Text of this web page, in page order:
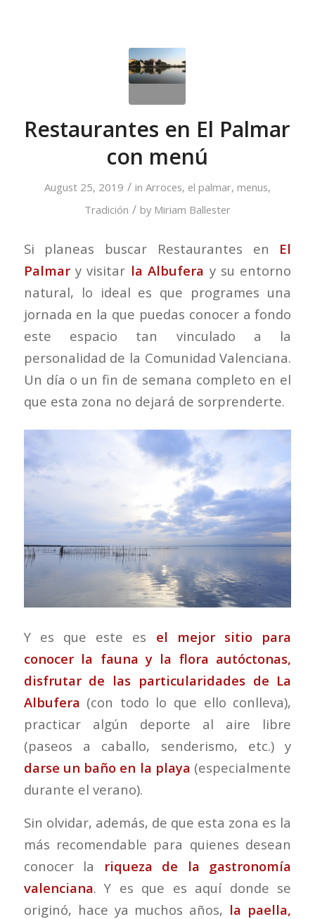
Restaurantes en El Palmar
con menú
August 25, 2019 / in Arroces, el palmar, menus,
Tradición / by Miriam Ballester
Si planeas buscar Restaurantes en El
Palmary visitar la Albufera y su entorno
natural, lo ideal es que programes una
jornada en la que puedas conocer a fondo
este espacio tan vinculado a la
personalidad de la Comunidad Valenciana.
Un día o un fin de semana completo en el
que esta zona no dejará de sorprenderte.
Y es que este es el mejor sitio para
conocer la fauna y la flora autóctonas,
disfrutar de las particularidades de La
Albufera (con todo lo que ello conlleva),
practicar algún deporte al aire libre
(paseos a caballo, senderismo, etc.) y
darse un baño en la playa (especialmente
durante el verano).
Sin olvidar, además, de que esta zona es la
más recomendable para quienes desean
conocer la riqueza de la gastronomía
valenciana. Y es que es aquí donde se
originó, hace ya muchos años, la paella,